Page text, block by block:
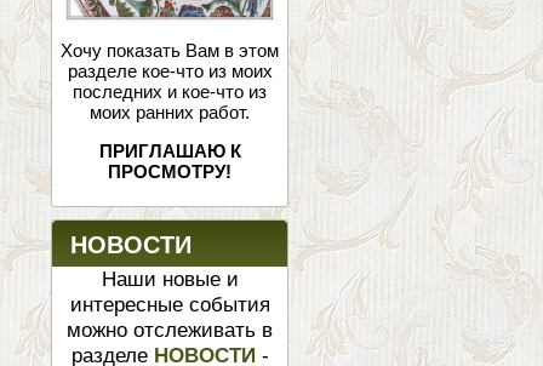
Хочу показать Вам в этом
разделе кое-что из моих
последних и кое-что из
моих ранних работ.
ПРИГЛАШАЮ К
ПРОСМОТРУ!
НОВОСТИ
Наши новые и
интересные события
можно отслеживать в
разделе НОВОСТИ -